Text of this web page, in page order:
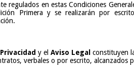
regulados en estas Condiciones
Primera y se realizarán por
y elAviso Legal constituyen
verbales o por escrito, alcanzados